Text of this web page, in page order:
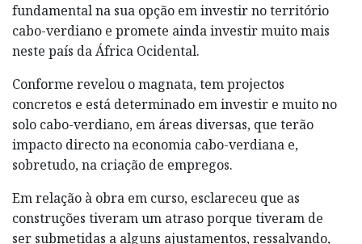
fundamental na sua opção em investir no território
cabo-verdiano e promete ainda investir muito mais
neste país da África Ocidental.
Conforme revelou o magnata, tem projectos
concretos e está determinado em investir e muito no
solo cabo-verdiano, em áreas diversas, que terão
impacto directo na economia cabo-verdiana e,
sobretudo, na criação de empregos.
Em relação à obra em curso, esclareceu que as
construções tiveram um atraso porque tiveram de
ser submetidas a alguns ajustamentos, ressalvando,